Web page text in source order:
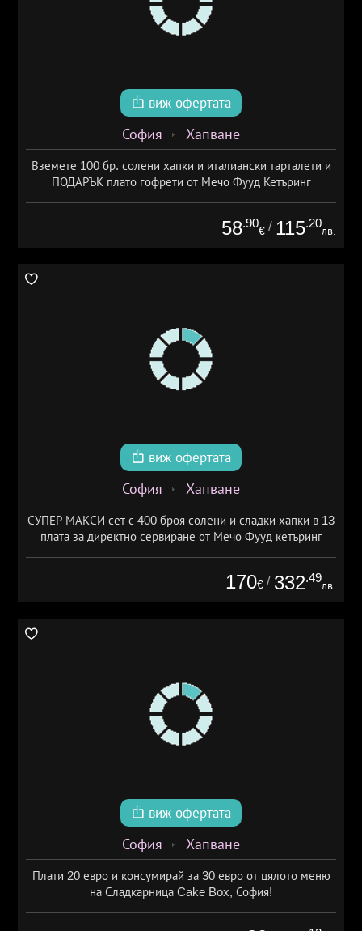
виж офертата
София Хапване
Вземете 100 бр. солени хапки и италиански тарталети и
ПОДАРЪК плато гофрети от Мечо Фууд Кетъринг
58.90
€ / 115.20
лв.
виж офертата
София Хапване
СУПЕР МАКСИ сет с 400 броя солени и сладки хапки в 13
плата за директно сервиране от Мечо Фууд кетъринг
170€ / 332.49
лв.
виж офертата
София Хапване
Плати 20 евро и консумирай за 30 евро от цялото меню
на Сладкарница Cake Box, София!